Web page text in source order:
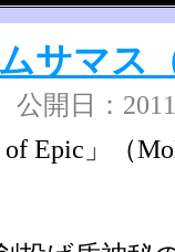
サマス
開日：
of Epic」（